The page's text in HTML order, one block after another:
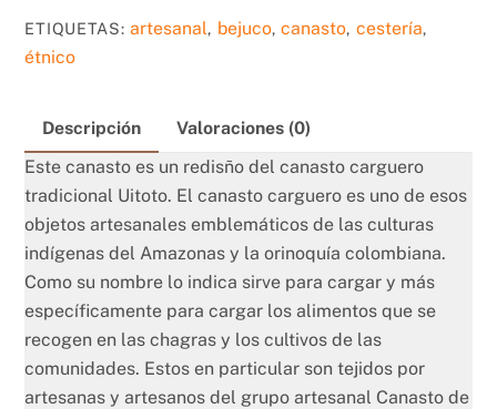
ETIQUETAS:artesanal, bejuco,canasto, cestería,
étnico
Descripción
Valoraciones (0)
Este canasto es un redisño del canasto carguero
tradicional Uitoto. El canasto carguero es uno de esos
objetos artesanales emblemáticos de las culturas
indígenas del Amazonas y la orinoquía colombiana.
Como su nombre lo indica sirve para cargar y más
específicamente para cargar los alimentos que se
recogen en las chagras y los cultivos de las
comunidades. Estos en particular son tejidos por
artesanas y artesanos del grupo artesanal Canasto de